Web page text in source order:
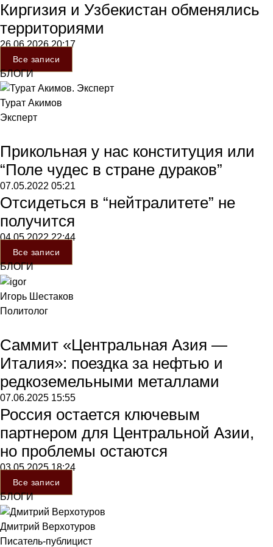
Киргизия и Узбекистан обменялись
территориями
26.06.202620:17
Все записи
БЛОГИ
Турат Акимов
Эксперт
Прикольная у нас конституция или
“Поле чудес в стране дураков”
07.05.2022 05:21
Отсидеться в “нейтралитете” не
получится
04.05.202222:44
Все записи
БЛОГИ
Игорь Шестаков
Политолог
Саммит «Центральная Азия —
Италия»: поездка за нефтью и
редкоземельными металлами
07.06.2025 15:55
Россия остается ключевым
партнером для Центральной Азии,
но проблемы остаются
03.05.202518:24
Все записи
БЛОГИ
Дмитрий Верхотуров
Писатель-публицист